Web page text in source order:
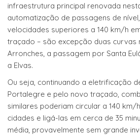
infraestrutura principal renovada
automatização de passagens de
velocidades superiores a 140 km/h
traçado – são excepção duas curvas
Arronches, a passagem por Santa
a Elvas.
Ou seja, continuando a eletrificação
Portalegre e pelo novo traçado,
similares poderiam circular a 140 km/
cidades e ligá-las em cerca de 35
média, provavelmente sem grande